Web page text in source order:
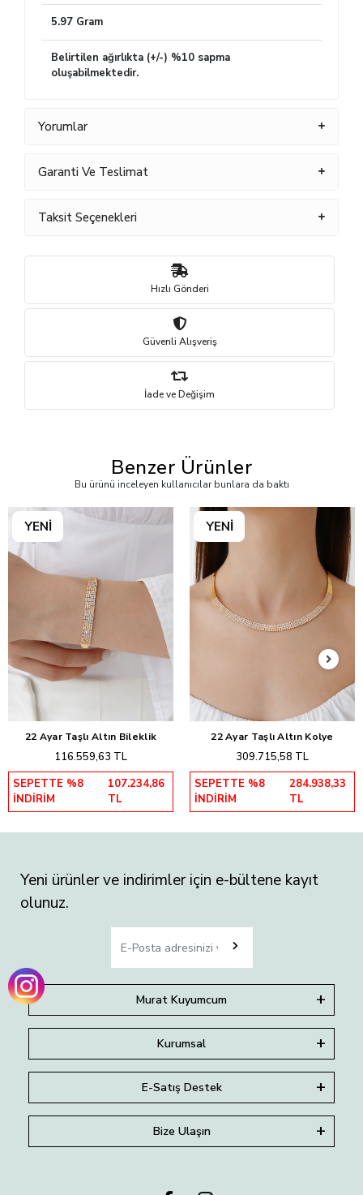
5.97 Gram
Belirtilen ağırlıkta (+/-) %10 sapma
oluşabilmektedir.
Yorumlar
Garanti Ve Teslimat
Taksit Seçenekleri
Hızlı Gönderi
Güvenli Alışveriş
İade ve Değişim
Benzer Ürünler
Bu ürünü inceleyen kullanıcılar bunlara da baktı
Sepete Ekle
22 Ayar Taşlı Altın Bileklik
116.559,63 TL
SEPETTE %8
İNDİRİM
107.234,86
TL
Sepete Ekle
22 Ayar Taşlı Altın Kolye
309.715,58 TL
SEPETTE %8
İNDİRİM
284.938,33
TL
Yeni ürünler ve indirimler için e-bültene kayıt
olunuz.
Murat Kuyumcum
Kurumsal
E-Satış Destek
Bize Ulaşın